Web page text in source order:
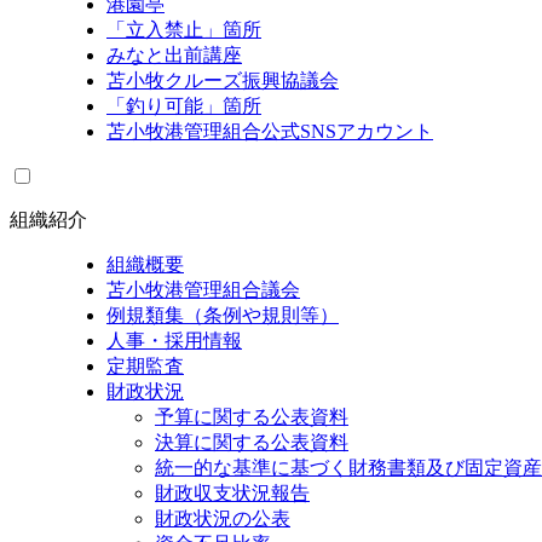
港園亭
「立入禁止」箇所
みなと出前講座
苫小牧クルーズ振興協議会
「釣り可能」箇所
苫小牧港管理組合公式SNSアカウント
組織紹介
組織概要
苫小牧港管理組合議会
例規類集（条例や規則等）
人事・採用情報
定期監査
財政状況
予算に関する公表資料
決算に関する公表資料
統一的な基準に基づく財務書類及び固定資
財政収支状況報告
財政状況の公表